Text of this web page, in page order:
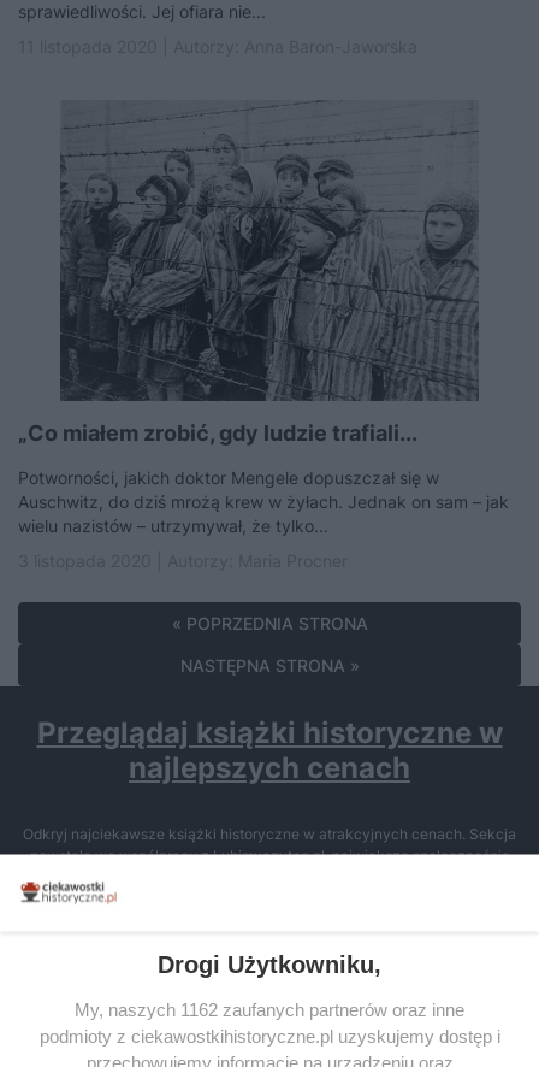
sprawiedliwości. Jej ofiara nie...
„Co miałem zrobić, gdy ludzie trafiali...
Potworności, jakich doktor Mengele dopuszczał się w
Auschwitz, do dziś mrożą krew w żyłach. Jednak on sam – jak
wielu nazistów – utrzymywał, że tylko...
« POPRZEDNIA STRONA
NASTĘPNA STRONA »
Przeglądaj książki historyczne w
najlepszych cenach
Odkryj najciekawsze książki historyczne w atrakcyjnych cenach. Sekcja
powstała we współpracy z Lubimyczytac.pl, największą społecznością
miłośników literatury w Polsce – dzięki temu możesz wybierać spośród
tytułów najwyżej ocenianych przez czytelników.
SERWIS
Drogi Użytkowniku,
My, naszych 1162 zaufanych partnerów oraz inne
podmioty z ciekawostkihistoryczne.pl uzyskujemy dostęp i
przechowujemy informacje na urządzeniu oraz